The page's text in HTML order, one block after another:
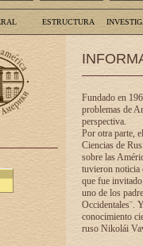
ESTRUCTURA
Fundado en
problemas de
perspectiva.
Por otra parte,
Ciencias de
sobre las
tuvieron noticia
que fue
uno de los
Occidentales¨.
conocimiento
ruso Nikolái